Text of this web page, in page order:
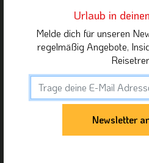
Urlaub in
Melde dich für unseren
regelmäßig Angebote,